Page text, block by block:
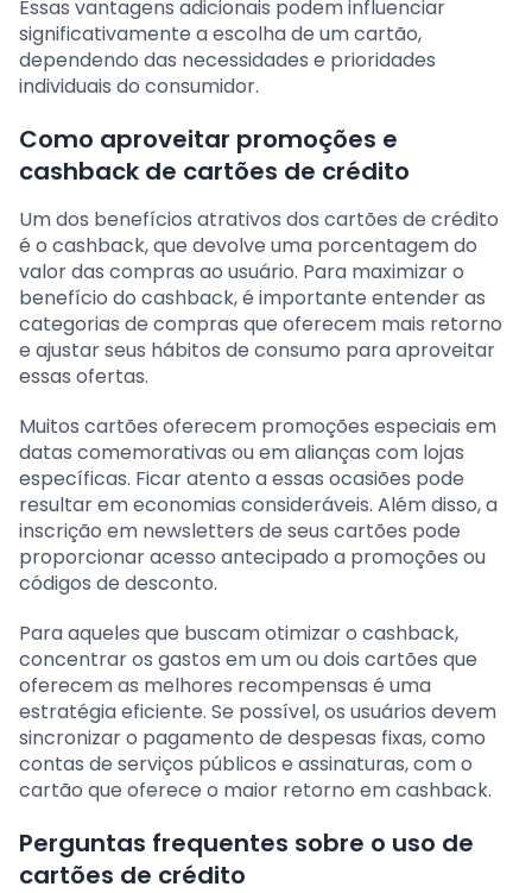
Essas vantagens adicionais podem influenciar
significativamente a escolha de um cartão,
dependendo das necessidades e prioridades
individuais do consumidor.
Como aproveitar promoções e
cashback de cartões de crédito
Um dos benefícios atrativos dos cartões de crédito
é o cashback, que devolve uma porcentagem do
valor das compras ao usuário. Para maximizar o
benefício do cashback, é importante entender as
categorias de compras que oferecem mais retorno
e ajustar seus hábitos de consumo para aproveitar
essas ofertas.
Muitos cartões oferecem promoções especiais em
datas comemorativas ou em alianças com lojas
específicas. Ficar atento a essas ocasiões pode
resultar em economias consideráveis. Além disso, a
inscrição em newsletters de seus cartões pode
proporcionar acesso antecipado a promoções ou
códigos de desconto.
Para aqueles que buscam otimizar o cashback,
concentrar os gastos em um ou dois cartões que
oferecem as melhores recompensas é uma
estratégia eficiente. Se possível, os usuários devem
sincronizar o pagamento de despesas fixas, como
contas de serviços públicos e assinaturas, com o
cartão que oferece o maior retorno em cashback.
Perguntas frequentes sobre o uso de
cartões de crédito